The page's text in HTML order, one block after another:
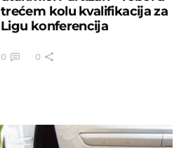
trećem kolu kvalifikacija za
Ligu konferencija
0 0